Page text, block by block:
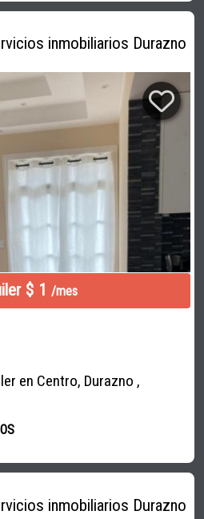
inmobiliarios Durazno
$ 1 /mes
en Centro, Durazno ,
inmobiliarios Durazno